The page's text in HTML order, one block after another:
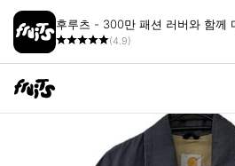
후루츠 - 300만 패션 러버와 함께
(4.9)